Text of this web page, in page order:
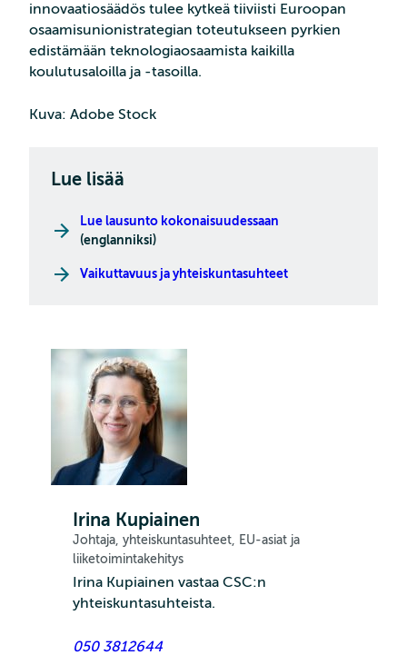
innovaatiosäädös tulee kytkeä tiiviisti Euroopan
osaamisunionistrategian toteutukseen pyrkien
edistämään teknologiaosaamista kaikilla
koulutusaloilla ja -tasoilla.
Kuva: Adobe Stock
Lue lisää
Lue lausunto kokonaisuudessaan
(englanniksi)
Vaikuttavuus ja yhteiskuntasuhteet
Irina Kupiainen
Johtaja, yhteiskuntasuhteet, EU-asiat ja
liiketoimintakehitys
Irina Kupiainen vastaa CSC:n
yhteiskuntasuhteista.
050 3812644